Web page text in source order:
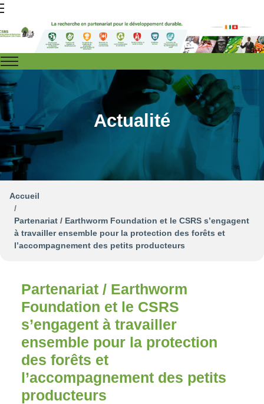
Actualité
Accueil
Partenariat / Earthworm Foundation et le CSRS s’engagent
à travailler ensemble pour la protection des forêts et
l’accompagnement des petits producteurs
Partenariat / Earthworm
Foundation et le CSRS
s’engagent à travailler
ensemble pour la protection
des forêts et
l’accompagnement des petits
producteurs